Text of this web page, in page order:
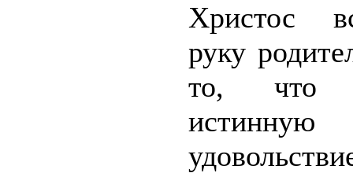
Христос
руку
то, что